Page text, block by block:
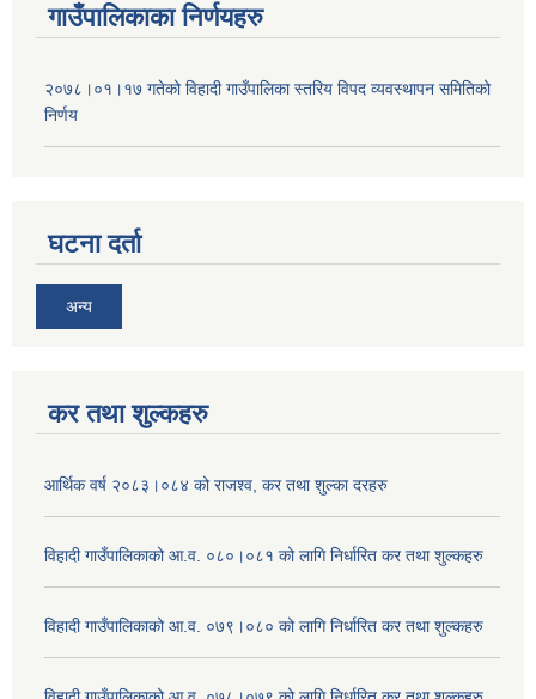
गाउँपालिकाका निर्णयहरु
२०७८।०१।१७ गतेको विहादी गाउँपालिका स्तरिय विपद व्यवस्थापन समितिको
निर्णय
घटना दर्ता
अन्य
कर तथा शुल्कहरु
आर्थिक वर्ष २०८३।०८४ को राजश्व, कर तथा शुल्का दरहरु
विहादी गाउँपालिकाको आ.व. ०८०।०८१ को लागि निर्धारित कर तथा शुल्कहरु
विहादी गाउँपालिकाको आ.व. ०७९।०८० को लागि निर्धारित कर तथा शुल्कहरु